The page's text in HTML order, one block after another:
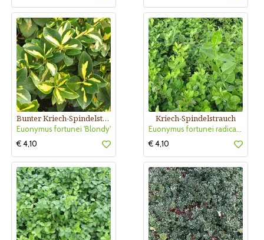
Bunter Kriech-Spindelstrauch
Euonymus fortunei 'Blondy'
€ 4,10
Kriech-Spindelstrauch
Euonymus fortunei radicans
€ 4,10